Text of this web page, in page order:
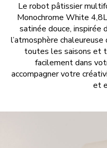
Le robot pâtissier
Monochrome White
satinée douce, inspirée
l’atmosphère chaleureuse
toutes les saisons et
facilement dans
accompagner votre
et